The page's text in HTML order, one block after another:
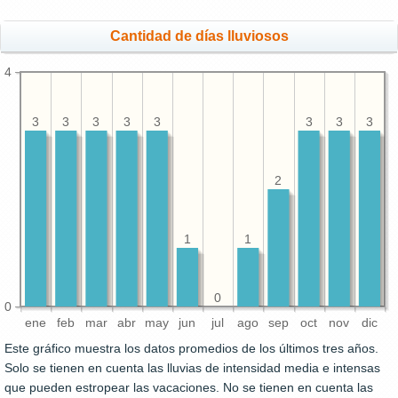
Cantidad de días lluviosos
ene feb mar abr may jun jul ago sep oct nov dic
0
4
3
3
3
2
1
0
1
3
3
3
3
3
Este gráfico muestra los datos promedios de los últimos tres años.
Solo se tienen en cuenta las lluvias de intensidad media e intensas
que pueden estropear las vacaciones. No se tienen en cuenta las